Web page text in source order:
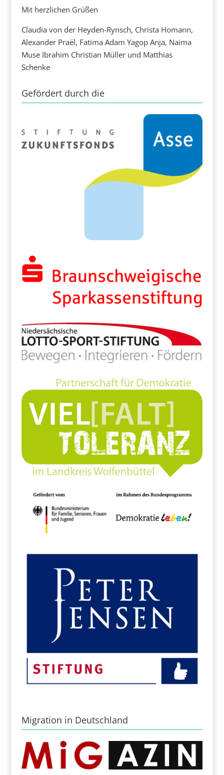
Mit herzlichen Grüßen
Claudia von der Heyden-Rynsch, Christa Homann,
Alexander Praël, Fatima Adam Yagop Anja, Naima
Muse Ibrahim Christian Müller und Matthias
Schenke
Gefördert durch die
Migration in Deutschland